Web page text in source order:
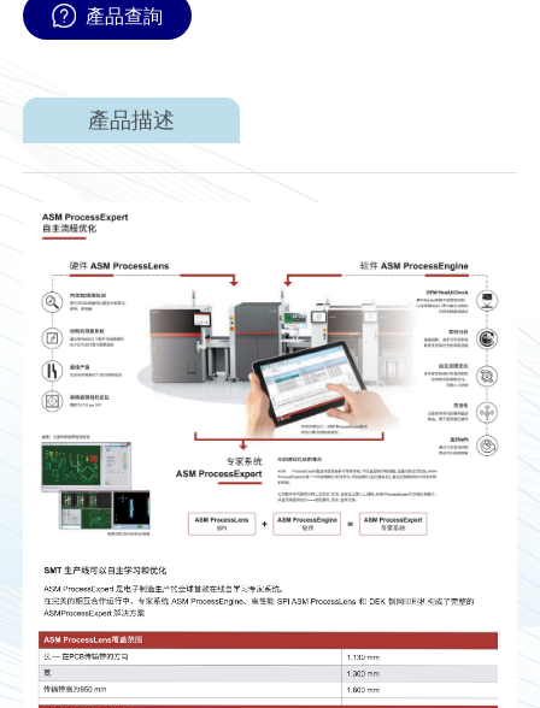
產品查詢
產品描述